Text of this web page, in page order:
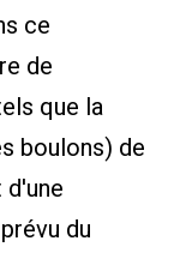
ce
de
que la
boulons) de
du